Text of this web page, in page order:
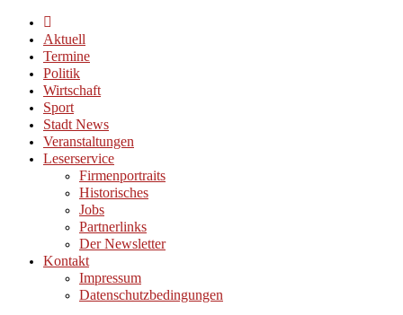
Aktuell
Termine
Politik
Wirtschaft
Sport
Stadt News
Veranstaltungen
Leserservice
Firmenportraits
Historisches
Jobs
Partnerlinks
Der Newsletter
Kontakt
Impressum
Datenschutzbedingungen